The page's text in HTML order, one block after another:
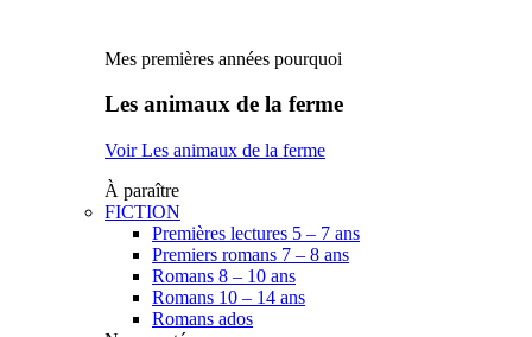
Mes premières années pourquoi
Les animaux de la ferme
Voir Les animaux de la ferme
À paraître
FICTION
Premières lectures 5 – 7 ans
Premiers romans 7 – 8 ans
Romans 8 – 10 ans
Romans 10 – 14 ans
Romans ados